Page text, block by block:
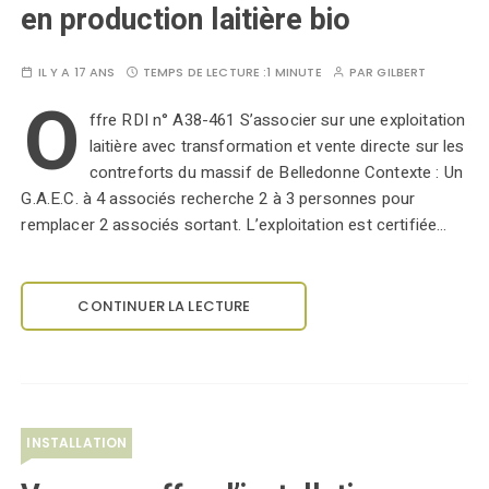
en production laitière bio
IL Y A 17 ANS TEMPS DE LECTURE :1 MINUTE PARGILBERT
O ffre RDI n° A38-461 S’associer sur une exploitation
laitière avec transformation et vente directe sur les
contreforts du massif de Belledonne Contexte : Un
G.A.E.C. à 4 associés recherche 2 à 3 personnes pour
remplacer 2 associés sortant. L’exploitation est certifiée…
CONTINUER LA LECTURE
INSTALLATION